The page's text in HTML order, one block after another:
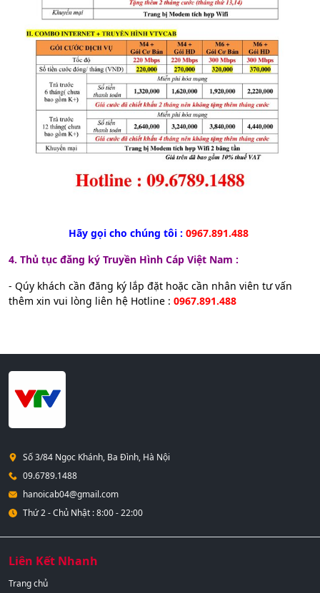
Hãy gọi cho chúng tôi : 0967.891.488
4. Thủ tục đăng ký Truyền Hình Cáp Việt Nam :
- Qúy khách cần đăng ký lắp đặt hoặc cần nhân viên tư vấn
thêm xin vui lòng liên hệ Hotline : 0967.891.488
Số 3/84 Ngọc Khánh, Ba Đình, Hà Nội
09.6789.1488
hanoicab04@gmail.com
Thứ 2 - Chủ Nhật : 8:00 - 22:00
Liên Kết Nhanh
Trang chủ